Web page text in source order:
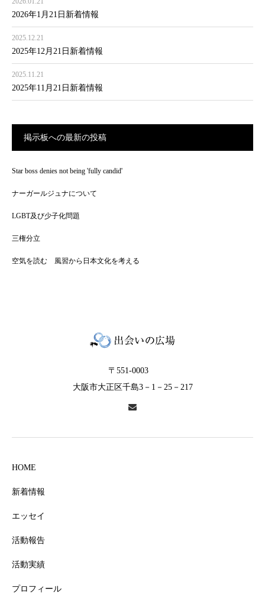
2026年1月21日新着情報
2025.12.21
2025年12月21日新着情報
2025.11.21
2025年11月21日新着情報
掲示板への最新の投稿
Star boss denies not being 'fully candid'
ナーガールジュナについて
LGBT及び少子化問題
三権分立
空気を読む 風習から日本文化を考える
〒551-0003
大阪市大正区千島3－1－25－217
HOME
新着情報
エッセイ
活動報告
活動実績
プロフィール